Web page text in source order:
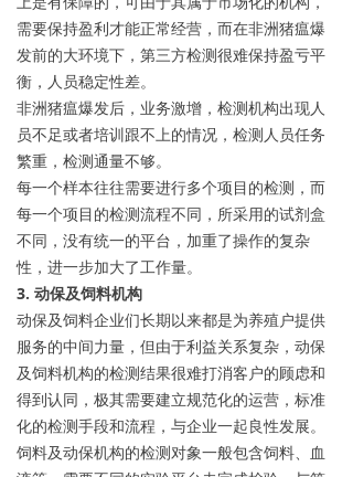
需要保持盈利才能正常经营，而在非洲猪瘟爆
发前的大环境下，第三方检测很难保持盈亏平
衡，人员稳定性差。
非洲猪瘟爆发后，业务激增，检测机构出现人
员不足或者培训跟不上的情况，检测人员任务
繁重，检测通量不够。
每一个样本往往需要进行多个项目的检测，而
每一个项目的检测流程不同，所采用的试剂盒
不同，没有统一的平台，加重了操作的复杂
性，进一步加大了工作量。
3. 动保及饲料机构
动保及饲料企业们长期以来都是为养殖户提供
服务的中间力量，但由于利益关系复杂，动保
及饲料机构的检测结果很难打消客户的顾虑和
得到认同，极其需要建立规范化的运营，标准
化的检测手段和流程，与企业一起良性发展。
饲料及动保机构的检测对象一般包含饲料、血